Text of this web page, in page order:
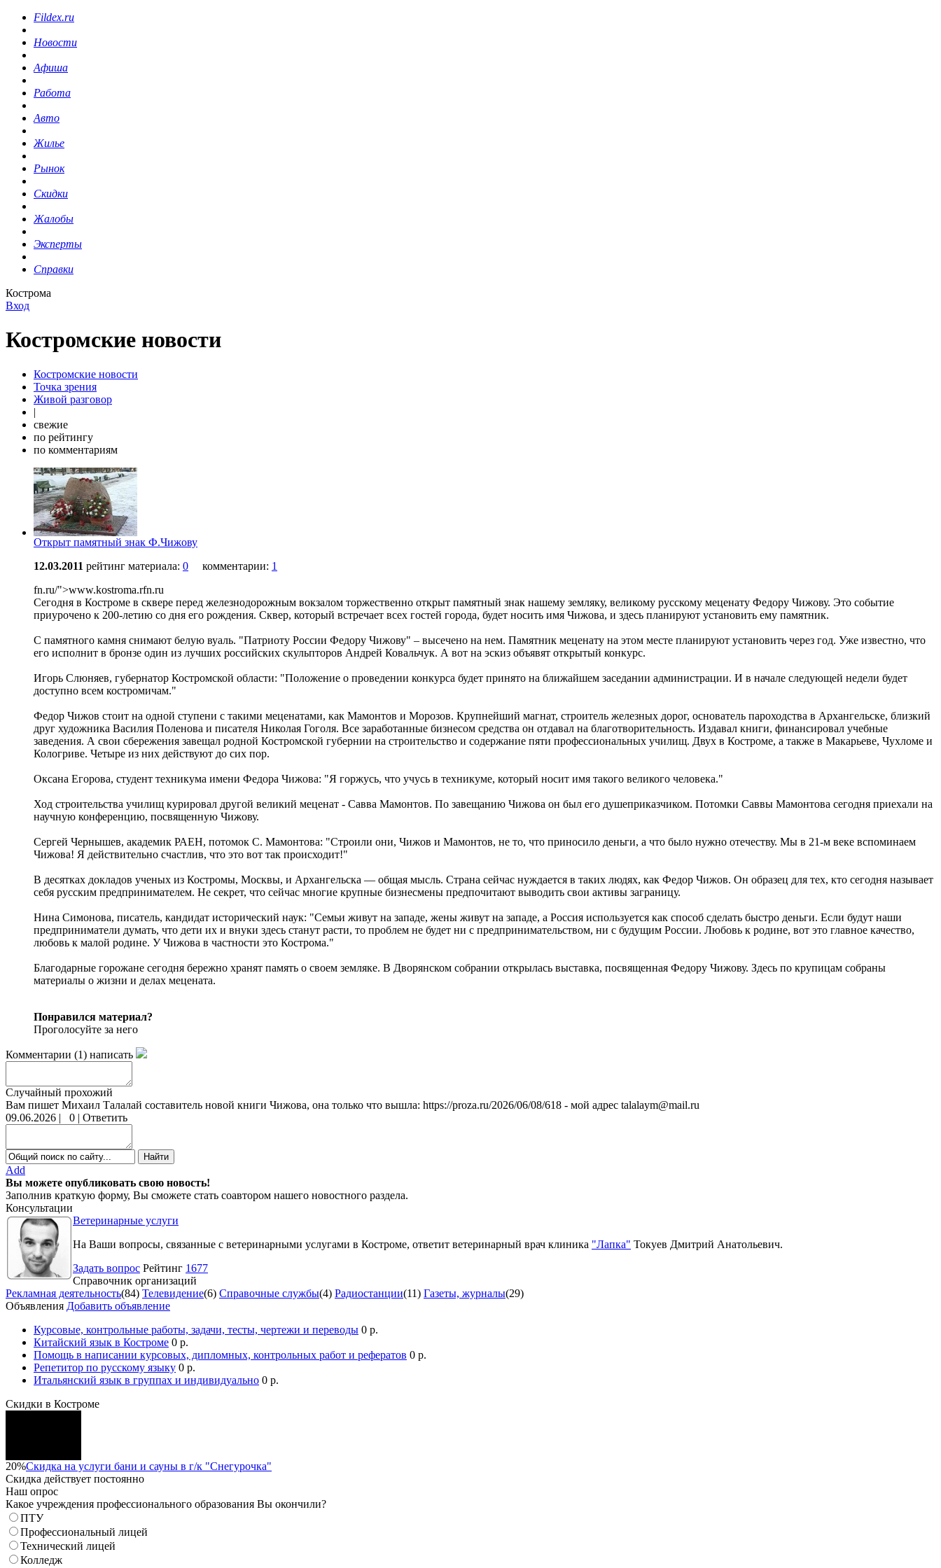
Fildex.ru
Новости
Афиша
Работа
Авто
Жилье
Рынок
Скидки
Жалобы
Эксперты
Справки
Кострома
Вход
Костромские новости
Костромские новости
Точка зрения
Живой разговор
|
свежие
по рейтингу
по комментариям
Открыт памятный знак Ф.Чижову
12.03.2011 рейтинг материала: 0 комментарии: 1
fn.ru/">www.kostroma.rfn.ru
Сегодня в Костроме в сквере перед железнодорожным вокзалом торжественно открыт памятный знак нашему земляку, великому русскому меценату Федору Чижову. Это событие
приурочено к 200-летию со дня его рождения. Сквер, который встречает всех гостей города, будет носить имя Чижова, и здесь планируют установить ему памятник.
С памятного камня снимают белую вуаль. "Патриоту России Федору Чижову" – высечено на нем. Памятник меценату на этом месте планируют установить через год. Уже известно, что
его исполнит в бронзе один из лучших российских скульпторов Андрей Ковальчук. А вот на эскиз объявят открытый конкурс.
Игорь Слюняев, губернатор Костромской области: "Положение о проведении конкурса будет принято на ближайшем заседании администрации. И в начале следующей недели будет
доступно всем костромичам."
Федор Чижов стоит на одной ступени с такими меценатами, как Мамонтов и Морозов. Крупнейший магнат, строитель железных дорог, основатель пароходства в Архангельске, близкий
друг художника Василия Поленова и писателя Николая Гоголя. Все заработанные бизнесом средства он отдавал на благотворительность. Издавал книги, финансировал учебные
заведения. А свои сбережения завещал родной Костромской губернии на строительство и содержание пяти профессиональных училищ. Двух в Костроме, а также в Макарьеве, Чухломе и
Кологриве. Четыре из них действуют до сих пор.
Оксана Егорова, студент техникума имени Федора Чижова: "Я горжусь, что учусь в техникуме, который носит имя такого великого человека."
Ход строительства училищ курировал другой великий меценат - Савва Мамонтов. По завещанию Чижова он был его душеприказчиком. Потомки Саввы Мамонтова сегодня приехали на
научную конференцию, посвященную Чижову.
Сергей Чернышев, академик РАЕН, потомок С. Мамонтова: "Строили они, Чижов и Мамонтов, не то, что приносило деньги, а что было нужно отечеству. Мы в 21-м веке вспоминаем
Чижова! Я действительно счастлив, что это вот так происходит!"
В десятках докладов ученых из Костромы, Москвы, и Архангельска — общая мысль. Страна сейчас нуждается в таких людях, как Федор Чижов. Он образец для тех, кто сегодня называет
себя русским предпринимателем. Не секрет, что сейчас многие крупные бизнесмены предпочитают выводить свои активы заграницу.
Нина Симонова, писатель, кандидат исторический наук: "Семьи живут на западе, жены живут на западе, а Россия используется как способ сделать быстро деньги. Если будут наши
предприниматели думать, что дети их и внуки здесь станут расти, то проблем не будет ни с предпринимательством, ни с будущим России. Любовь к родине, вот это главное качество,
любовь к малой родине. У Чижова в частности это Кострома."
Благодарные горожане сегодня бережно хранят память о своем земляке. В Дворянском собрании открылась выставка, посвященная Федору Чижову. Здесь по крупицам собраны
материалы о жизни и делах мецената.
Понравился материал?
Проголосуйте за него
Комментарии (1) написать
Случайный прохожий
Вам пишет Михаил Талалай составитель новой книги Чижова, она только что вышла: https://proza.ru/2026/06/08/618 - мой адрес talalaym@mail.ru
09.06.2026 | 0 | Ответить
Add
Вы можете опубликовать свою новость!
Заполнив краткую форму, Вы сможете стать соавтором нашего новостного раздела.
Консультации
Ветеринарные услуги
На Ваши вопросы, связанные с ветеринарными услугами в Костроме, ответит ветеринарный врач клиника "Лапка" Токуев Дмитрий Анатольевич.
Задать вопрос Рейтинг 1677
Справочник организаций
Рекламная деятельность(84) Телевидение(6) Справочные службы(4) Радиостанции(11) Газеты, журналы(29)
Объявления Добавить объявление
Курсовые, контрольные работы, задачи, тесты, чертежи и переводы 0 р.
Китайский язык в Костроме 0 р.
Помощь в написании курсовых, дипломных, контрольных работ и рефератов 0 р.
Репетитор по русскому языку 0 р.
Итальянский язык в группах и индивидуально 0 р.
Скидки в Костроме
20%Скидка на услуги бани и сауны в г/к "Снегурочка"
Скидка действует постоянно
Наш опрос
Какое учреждения профессионального образования Вы окончили?
ПТУ
Профессиональный лицей
Технический лицей
Колледж